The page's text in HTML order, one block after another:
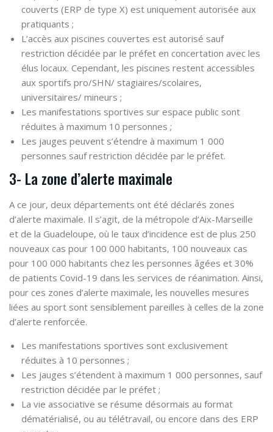
couverts (ERP de type X) est uniquement autorisée aux
pratiquants ;
L’accès aux piscines couvertes est autorisé sauf
restriction décidée par le préfet en concertation avec les
élus locaux. Cependant, les piscines restent accessibles
aux sportifs pro/SHN/ stagiaires/scolaires,
universitaires/ mineurs ;
Les manifestations sportives sur espace public sont
réduites à maximum 10 personnes ;
Les jauges peuvent s’étendre à maximum 1 000
personnes sauf restriction décidée par le préfet.
3- La zone d’alerte maximale
A ce jour, deux départements ont été déclarés zones
d’alerte maximale. Il s’agit, de la métropole d’Aix-Marseille
et de la Guadeloupe, où le taux d’incidence est de plus 250
nouveaux cas pour 100 000 habitants, 100 nouveaux cas
pour 100 000 habitants chez les personnes âgées et 30%
de patients Covid-19 dans les services de réanimation. Ainsi,
pour ces zones d’alerte maximale, les nouvelles mesures
liées au sport sont sensiblement pareilles à celles de la zone
d’alerte renforcée.
Les manifestations sportives sont exclusivement
réduites à 10 personnes ;
Les jauges s’étendent à maximum 1 000 personnes, sauf
restriction décidée par le préfet ;
La vie associative se résume désormais au format
dématérialisé, ou au télétravail, ou encore dans des ERP